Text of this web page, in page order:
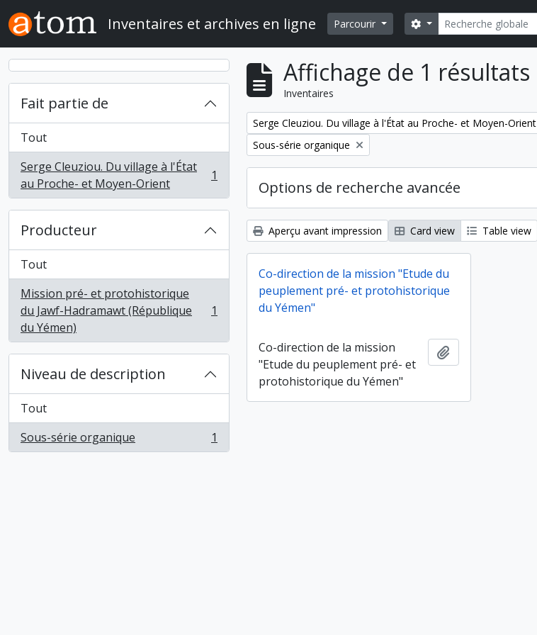
Skip to main content
Inventaires et archives en ligne Parcourir Rechercher
Search options
Fait partie de
Tout
Serge Cleuziou. Du village à l'État
au Proche- et Moyen-Orient
, 1 résultats 1
Producteur
Tout
Mission pré- et protohistorique
du Jawf-Hadramawt (République
du Yémen)
, 1 résultats 1
Niveau de description
Tout
Sous-série organique
, 1 résultats 1
Affichage de 1 résultats
Inventaires
Remove filter:
Serge Cleuziou. Du village à l'État au Proche- et Moyen-Orient
Remove filter:
Sous-série organique
Options de recherche avancée
Aperçu avant impression Card view Table view
Co-direction de la mission "Etude du
peuplement pré- et protohistorique
du Yémen"
Co-direction de la mission
"Etude du peuplement pré- et
protohistorique du Yémen"